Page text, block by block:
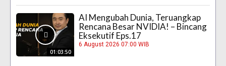
01:03:50
AI Mengubah Dunia, Teruangkap
Rencana Besar NVIDIA! – Bincang
Eksekutif Eps.17
6 August 2026 07:00 WIB